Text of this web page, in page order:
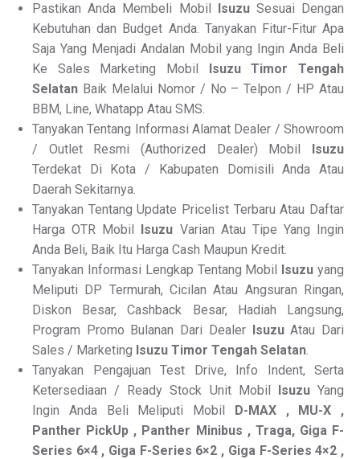
Pastikan Anda Membeli Mobil IsuzuSesuai Dengan
Kebutuhan dan Budget Anda. Tanyakan Fitur-Fitur Apa
Saja Yang Menjadi Andalan Mobil yang Ingin Anda Beli
Ke Sales Marketing Mobil Isuzu Timor Tengah
Selatan Baik Melalui Nomor / No – Telpon / HP Atau
BBM, Line, Whatapp Atau SMS.
Tanyakan Tentang Informasi Alamat Dealer / Showroom
/ Outlet Resmi (Authorized Dealer) Mobil Isuzu
Terdekat Di Kota / Kabupaten Domisili Anda Atau
Daerah Sekitarnya.
Tanyakan Tentang Update Pricelist Terbaru Atau Daftar
Harga OTR Mobil Isuzu Varian Atau Tipe Yang Ingin
Anda Beli, Baik Itu Harga Cash Maupun Kredit.
Tanyakan Informasi Lengkap Tentang Mobil Isuzu yang
Meliputi DP Termurah, Cicilan Atau Angsuran Ringan,
Diskon Besar, Cashback Besar, Hadiah Langsung,
Program Promo Bulanan Dari Dealer IsuzuAtau Dari
Sales / Marketing Isuzu Timor Tengah Selatan.
Tanyakan Pengajuan Test Drive, Info Indent, Serta
Ketersediaan / Ready Stock Unit Mobil IsuzuYang
Ingin Anda Beli Meliputi Mobil D-MAX , MU-X ,
Panther PickUp , Panther Minibus , Traga, Giga F-
Series 6×4 , Giga F-Series 6×2 , Giga F-Series 4×2 ,